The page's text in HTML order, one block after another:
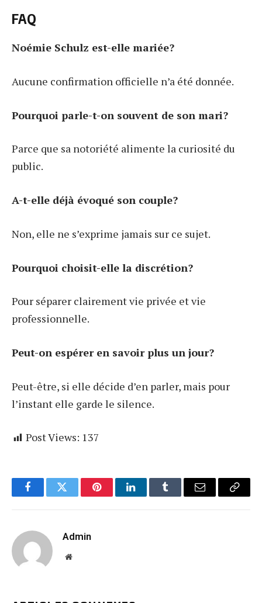
FAQ
Noémie Schulz est-elle mariée?
Aucune confirmation officielle n’a été donnée.
Pourquoi parle-t-on souvent de son mari?
Parce que sa notoriété alimente la curiosité du
public.
A-t-elle déjà évoqué son couple?
Non, elle ne s’exprime jamais sur ce sujet.
Pourquoi choisit-elle la discrétion?
Pour séparer clairement vie privée et vie
professionnelle.
Peut-on espérer en savoir plus un jour?
Peut-être, si elle décide d’en parler, mais pour
l’instant elle garde le silence.
Post Views: 137
FacebookTwitter PinterestLinkedInTumblr Email
Copy
Admin
Website